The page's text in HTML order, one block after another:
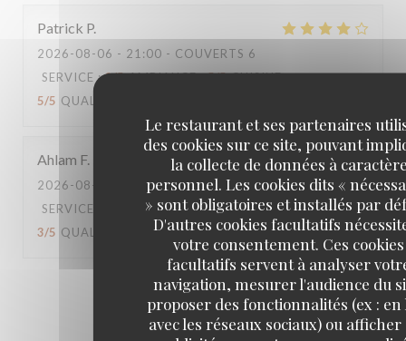
Le restaurant et ses partenaires
des cookies sur ce site, pouvant
la collecte de données à
personnel. Les cookies dits «
» sont obligatoires et installés par
D'autres cookies facultatifs
votre consentement. Ces cookies
facultatifs servent à analyser
navigation, mesurer l'audience du
proposer des fonctionnalités (ex : en
avec les réseaux sociaux) ou afficher
Patrick P
2026-08-06 - 21:00 - COUVERTS 6
SERVICE: 2/5 AMBIANCE: 5/5 CUISINE:
5/5 QUALITÉ / PRIX
Ahlam F
2026-08-02
- 20:30 - COUVERTS 2
SERVICE
AMBIANCE: 4/5 CUISINE:
3/5 QUALITÉ / PRIX: 3/5
1 2 3